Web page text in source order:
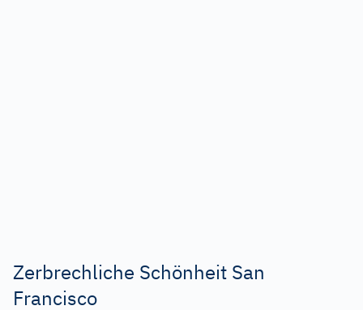
Zerbrechliche Schönheit San
Francisco